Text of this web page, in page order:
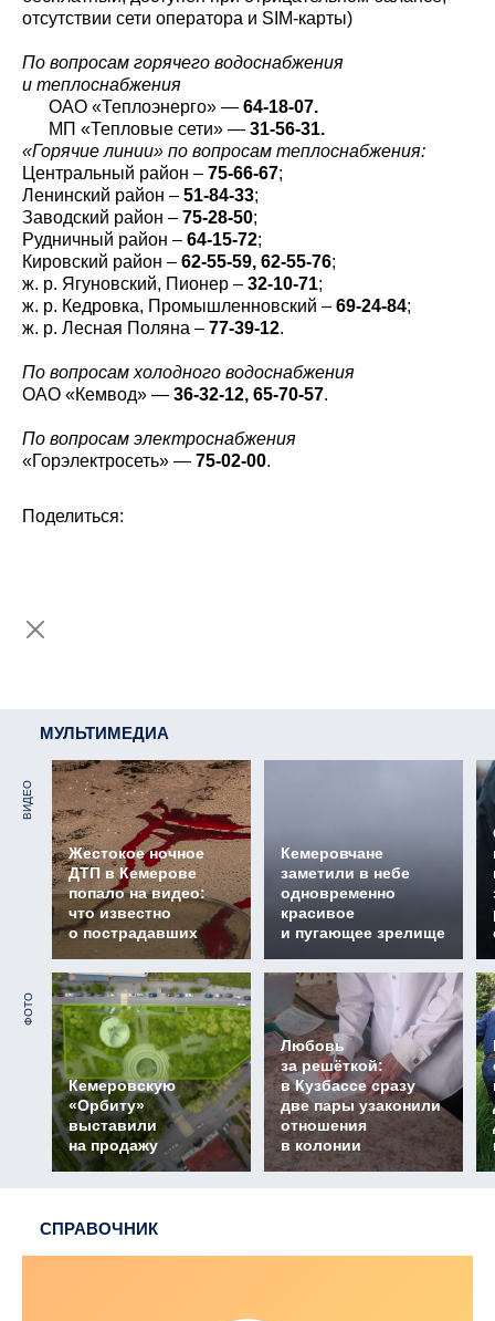
отсутствии сети оператора и SIM-карты)
По вопросам горячего водоснабжения
и теплоснабжения
ОАО «Теплоэнерго» — 64-18-07.
МП «Тепловые сети» — 31-56-31.
«Горячие линии» по вопросам теплоснабжения:
Центральный район – 75-66-67;
Ленинский район – 51-84-33;
Заводский район – 75-28-50;
Рудничный район – 64-15-72;
Кировский район – 62-55-59, 62-55-76;
ж. р. Ягуновский, Пионер – 32-10-71;
ж. р. Кедровка, Промышленновский – 69-24-84;
ж. р. Лесная Поляна – 77-39-12.
По вопросам холодного водоснабжения
ОАО «Кемвод» — 36-32-12, 65-70-57.
По вопросам электроснабжения
«Горэлектросеть» — 75-02-00.
Поделиться:
МУЛЬТИМЕДИА
ВИДЕО
Жестокое ночное
ДТП в Кемерове
попало на видео:
что известно
о пострадавших
Кемеровчане
заметили в небе
одновременно
красивое
и пугающее зрелище
ФОТО
Кемеровскую
«Орбиту»
выставили
на продажу
Любовь
за решёткой:
в Кузбассе сразу
две пары узаконили
отношения
в колонии
СПРАВОЧНИК